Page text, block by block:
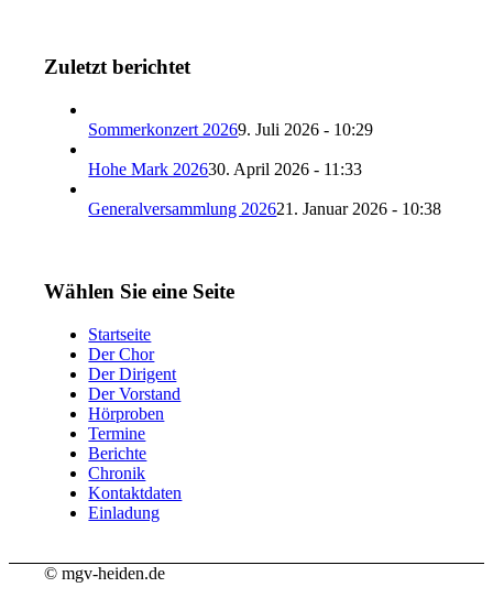
Zuletzt berichtet
Sommerkonzert 20269. Juli 2026 - 10:29
Hohe Mark 202630. April 2026 - 11:33
Generalversammlung 202621. Januar 2026 - 10:38
Wählen Sie eine Seite
Startseite
Der Chor
Der Dirigent
Der Vorstand
Hörproben
Termine
Berichte
Chronik
Kontaktdaten
Einladung
© mgv-heiden.de